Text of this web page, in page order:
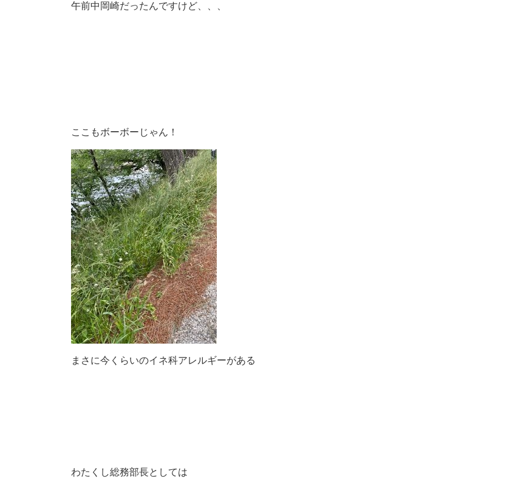
午前中岡崎だったんですけど、、、
ここもボーボーじゃん！
まさに今くらいのイネ科アレルギーがある
わたくし総務部長としては